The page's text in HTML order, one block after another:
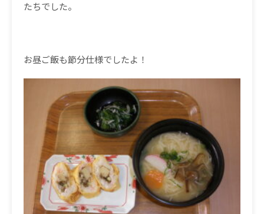
たちでした。
お昼ご飯も節分仕様でしたよ！